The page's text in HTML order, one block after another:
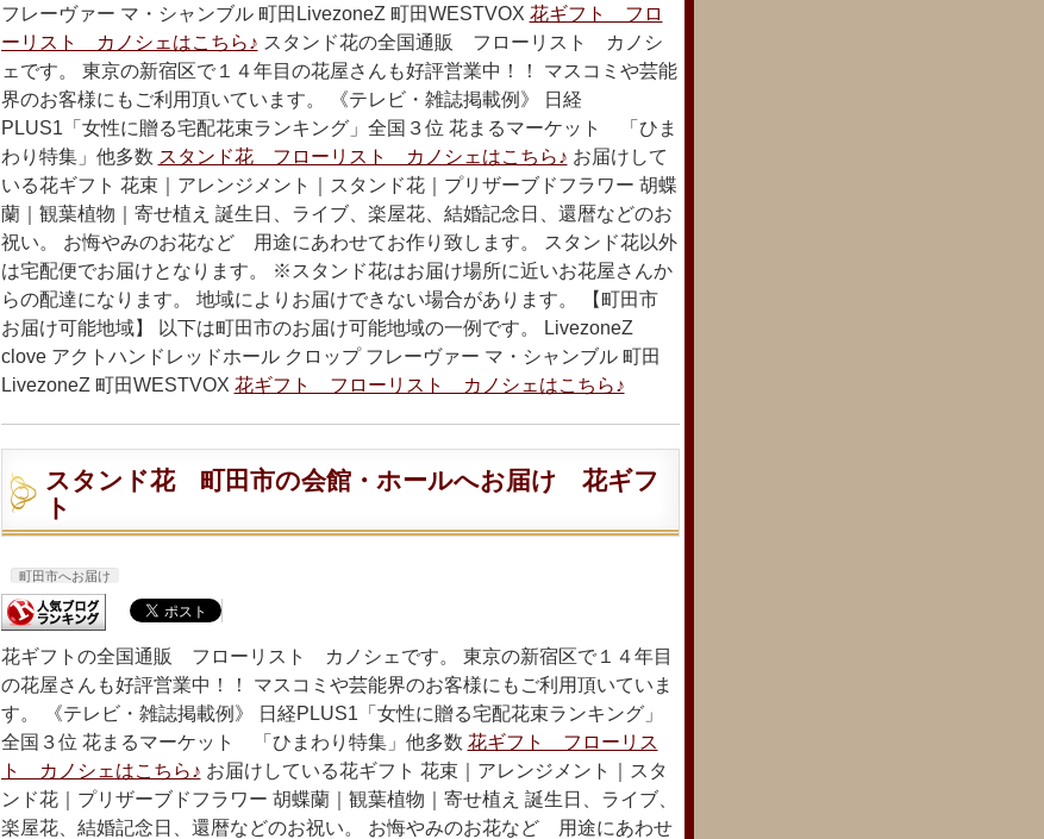
フレーヴァー マ・シャンブル 町田LivezoneZ 町田WESTVOX 花ギフト フロ
ーリスト カノシェはこちら♪ スタンド花の全国通販 フローリスト カノシ
ェです。 東京の新宿区で１４年目の花屋さんも好評営業中！！ マスコミや芸能
界のお客様にもご利用頂いています。 《テレビ・雑誌掲載例》 日経
PLUS1「女性に贈る宅配花束ランキング」全国３位 花まるマーケット 「ひま
わり特集」他多数 スタンド花 フローリスト カノシェはこちら♪ お届けして
いる花ギフト 花束｜アレンジメント｜スタンド花｜プリザーブドフラワー 胡蝶
蘭｜観葉植物｜寄せ植え 誕生日、ライブ、楽屋花、結婚記念日、還暦などのお
祝い。 お悔やみのお花など 用途にあわせてお作り致します。 スタンド花以外
は宅配便でお届けとなります。 ※スタンド花はお届け場所に近いお花屋さんか
らの配達になります。 地域によりお届けできない場合があります。 【町田市
お届け可能地域】 以下は町田市のお届け可能地域の一例です。 LivezoneZ
clove アクトハンドレッドホール クロップ フレーヴァー マ・シャンブル 町田
LivezoneZ 町田WESTVOX 花ギフト フローリスト カノシェはこちら♪
スタンド花 町田市の会館・ホールへお届け 花ギフ
ト
町田市へお届け
花ギフトの全国通販 フローリスト カノシェです。 東京の新宿区で１４年目
の花屋さんも好評営業中！！ マスコミや芸能界のお客様にもご利用頂いていま
す。 《テレビ・雑誌掲載例》 日経PLUS1「女性に贈る宅配花束ランキング」
全国３位 花まるマーケット 「ひまわり特集」他多数 花ギフト フローリス
ト カノシェはこちら♪ お届けしている花ギフト 花束｜アレンジメント｜スタ
ンド花｜プリザーブドフラワー 胡蝶蘭｜観葉植物｜寄せ植え 誕生日、ライブ、
楽屋花、結婚記念日、還暦などのお祝い。 お悔やみのお花など 用途にあわせ